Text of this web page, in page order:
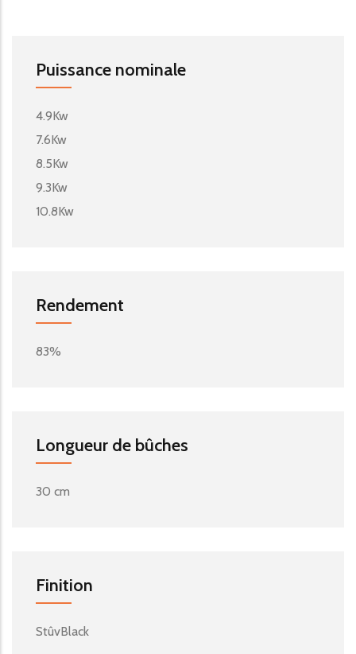
Puissance nominale
4.9Kw
7.6Kw
8.5Kw
9.3Kw
10.8Kw
Rendement
83%
Longueur de bûches
30 cm
Finition
StûvBlack